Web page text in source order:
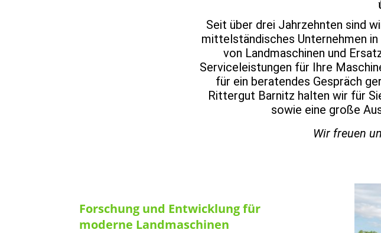
Seit über drei Jahrzehnten sind
mittelständisches Unternehmen
von Landmaschinen und
Serviceleistungen für Ihre
für ein beratendes Gespräch
Rittergut Barnitz halten wir für
sowie eine große
Wir freuen
Forschung und Entwicklung für
moderne Landmaschinen